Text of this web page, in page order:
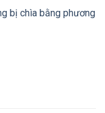
bị chìa bằng phương